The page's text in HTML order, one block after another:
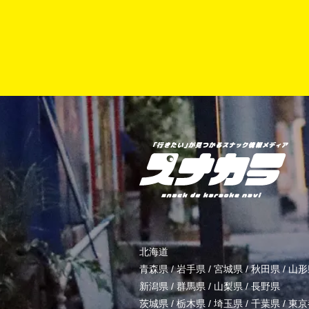
北海道
青森県/岩手県 / 宮城県 /秋田県 /山
新潟県 / 群馬県 / 山梨県/長野県
茨城県 / 栃木県 / 埼玉県/ 千葉県 /東